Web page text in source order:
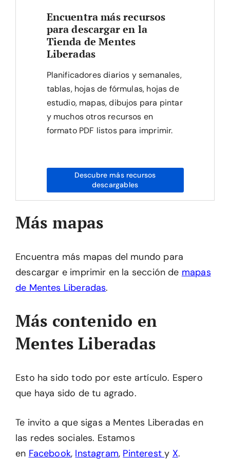
Encuentra más recursos
para descargar en la
Tienda de Mentes
Liberadas
Planificadores diarios y semanales,
tablas, hojas de fórmulas, hojas de
estudio, mapas, dibujos para pintar
y muchos otros recursos en
formato PDF listos para imprimir.
Descubre más recursos
descargables
Más mapas
Encuentra más mapas del mundo para
descargar e imprimir en la sección de mapas
de Mentes Liberadas.
Más contenido en
Mentes Liberadas
Esto ha sido todo por este artículo. Espero
que haya sido de tu agrado.
Te invito a que sigas a Mentes Liberadas en
las redes sociales. Estamos
en Facebook, Instagram, Pinteresty X.